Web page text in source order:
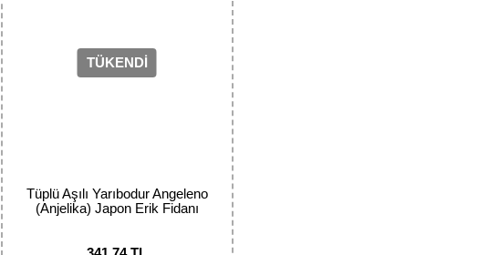
TÜKENDİ
Tüplü Aşılı Yarıbodur Angeleno
(Anjelika) Japon Erik Fidanı